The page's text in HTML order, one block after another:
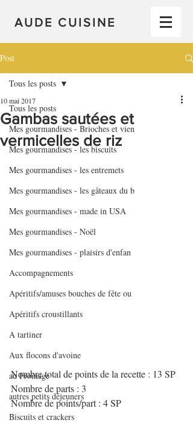
AUDE CUISINE
Post
Tous les posts
Mes gourmandises - Brioches et vien
Mes gourmandises - les biscuits
Mes gourmandises - les entremets
Mes gourmandises - les gâteaux du b
Mes gourmandises - made in USA
Mes gourmandises - Noël
Mes gourmandises - plaisirs d'enfan
Accompagnements
Apéritifs/amuses bouches de fête ou
Apéritifs croustillants
A tartiner
Aux flocons d'avoine
au Fromage
autres petits déjeuners
Biscuits et crackers
Tous les posts
Gambas sautées et
vermicelles de riz
10 mai 2017
Nombre total de points de la recette : 13 SP
Nombre de parts : 3
Nombre de points/part : 4 SP